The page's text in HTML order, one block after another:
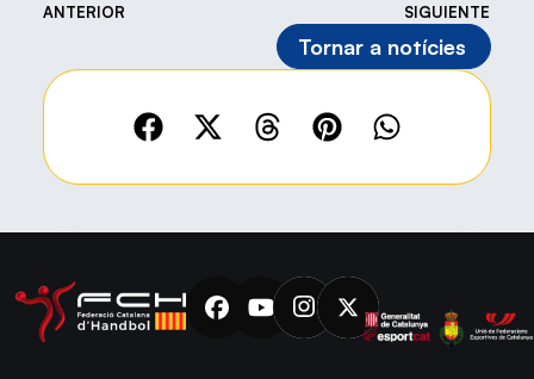
ANTERIOR SIGUIENTE
Tornar a notícies